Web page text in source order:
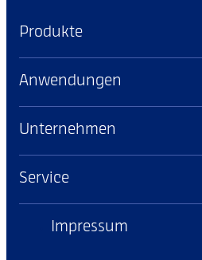
Produkte
Anwendungen
Unternehmen
Service
Impressum